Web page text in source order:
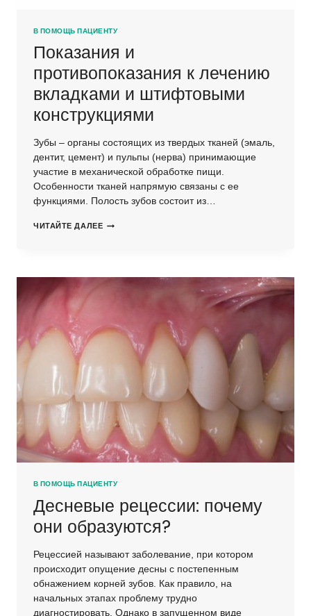
В ПОМОЩЬ ПАЦИЕНТУ
Показания и
противопоказания к лечению
вкладками и штифтовыми
конструкциями
Зубы – органы состоящих из твердых тканей (эмаль,
дентит, цемент) и пульпы (нерва) принимающие
участие в механической обработке пищи.
Особенности тканей напрямую связаны с ее
функциями. Полость зубов состоит из…
ЧИТАЙТЕ ДАЛЕЕ ПОКАЗАНИЯ
ВКЛАДКАМИ
В ПОМОЩЬ ПАЦИЕНТУ
Десневые рецессии: почему
они образуются?
Рецессией называют заболевание, при котором
происходит опущение десны с постепенным
обнажением корней зубов. Как правило, на
начальных этапах проблему трудно
диагностировать. Однако в запущенном виде